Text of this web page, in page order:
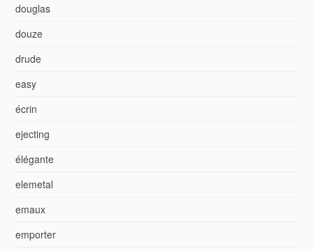
douglas
douze
drude
easy
écrin
ejecting
élégante
elemetal
emaux
emporter